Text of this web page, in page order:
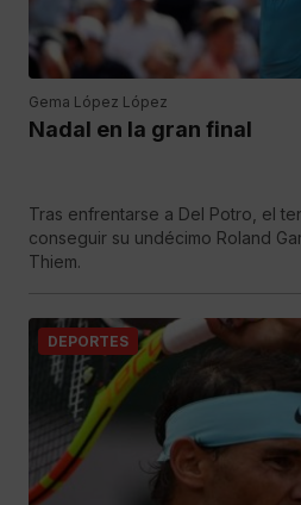
Gema López López
Nadal en la gran final
Tras enfrentarse a Del Potro, el
conseguir su undécimo Roland
Thiem.
DEPORTES